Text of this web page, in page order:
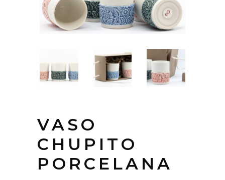
VASO
CHUPITO
PORCELANA